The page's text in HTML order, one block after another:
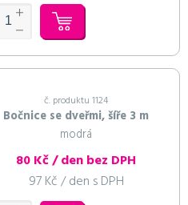
č. produktu 1124
Bočnice se dveřmi, šíře 3 m
modrá
80 Kč / den bez DPH
97 Kč / den s DPH